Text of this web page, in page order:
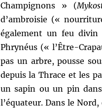
Champignons » (
d’ambroisie («
également un feu
Phrynéus (« l’Être-
pas un arbre, pousse
depuis la Thrace et les
un sapin ou un pin
l’équateur. Dans le